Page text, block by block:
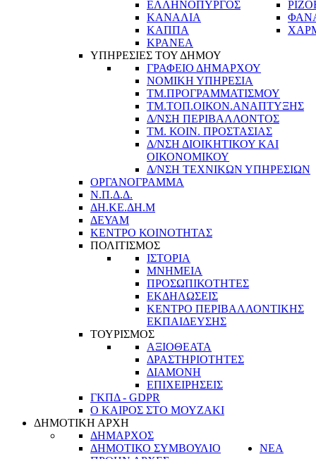
ΕΛΛΗΝΟΠΥΡΓΟΣ
ΚΑΝΑΛΙΑ
ΚΑΠΠΑ
ΚΡΑΝΕΑ
ΥΠΗΡΕΣΙΕΣ ΤΟΥ ΔΗΜΟΥ
ΓΡΑΦΕΙΟ ΔΗΜΑΡΧΟΥ
ΝΟΜΙΚΗ ΥΠΗΡΕΣΙΑ
ΤΜ.ΠΡΟΓΡΑΜΜΑΤΙΣΜΟΥ
ΤΜ.ΤΟΠ.ΟΙΚΟΝ.ΑΝΑΠΤΥΞΗΣ
Δ/ΝΣΗ ΠΕΡΙΒΑΛΛΟΝΤΟΣ
ΤΜ. ΚΟΙΝ. ΠΡΟΣΤΑΣΙΑΣ
Δ/ΝΣΗ ΔΙΟΙΚΗΤΙΚΟΥ ΚΑΙ
ΟΙΚΟΝΟΜΙΚΟΥ
Δ/ΝΣΗ ΤΕΧΝΙΚΩΝ ΥΠΗΡΕΣΙΩΝ
ΟΡΓΑΝΟΓΡΑΜΜΑ
Ν.Π.Δ.Δ.
ΔΗ.ΚΕ.ΔΗ.Μ
ΔΕΥΑΜ
ΚΕΝΤΡΟ ΚΟΙΝΟΤΗΤΑΣ
ΠΟΛΙΤΙΣΜΟΣ
ΙΣΤΟΡΙΑ
ΜΝΗΜΕΙΑ
ΠΡΟΣΩΠΙΚΟΤΗΤΕΣ
ΕΚΔΗΛΩΣΕΙΣ
ΚΕΝΤΡΟ ΠΕΡΙΒΑΛΛΟΝΤΙΚΗΣ
ΕΚΠΑΙΔΕΥΣΗΣ
ΤΟΥΡΙΣΜΟΣ
ΑΞΙΟΘΕΑΤΑ
ΔΡΑΣΤΗΡΙΟΤΗΤΕΣ
ΔΙΑΜΟΝΗ
ΕΠΙΧΕΙΡΗΣΕΙΣ
ΓΚΠΔ - GDPR
Ο ΚΑΙΡΟΣ ΣΤΟ ΜΟΥΖΑΚΙ
ΔΗΜΟΤΙΚΗ ΑΡΧΗ
ΔΗΜΑΡΧΟΣ
ΔΗΜΟΤΙΚΟ ΣΥΜΒΟΥΛΙΟ
ΝΕΑ